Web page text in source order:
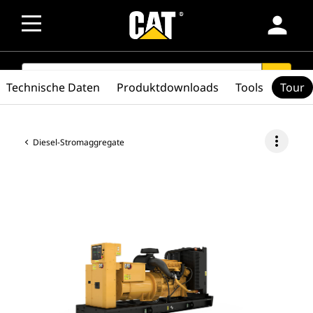
person
SEARCH search
Diesel-Stromaggregate more_vert
Technische Daten Produktdownloads Tools Tour